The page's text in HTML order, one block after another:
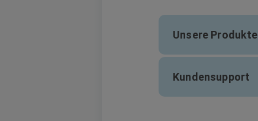
Unsere Produkte
Kundensupport